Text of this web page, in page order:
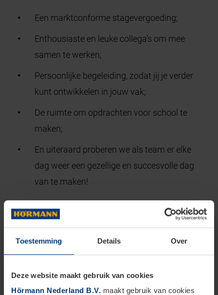
Toestemming Details Over
Deze website maakt gebruik van cookies
Hörmann Nederland B.V. maakt gebruik van cookies
Een marktconforme stagevergoeding;
Enthousiaste en leuke collega’s om mee
samen te werken;
Persoonlijke begeleiding, zodat jij je verder
kunt ontwikkelen in jouw vak;
De ruimte om opdrachten voor school te
maken;
En uiteraard proberen we als team er elke
dag weer een gezellige en succesvolle dag
van te maken!
Wat vragen wij van jou?
Allereerst ben jij energiek en leergierig
ingesteld;